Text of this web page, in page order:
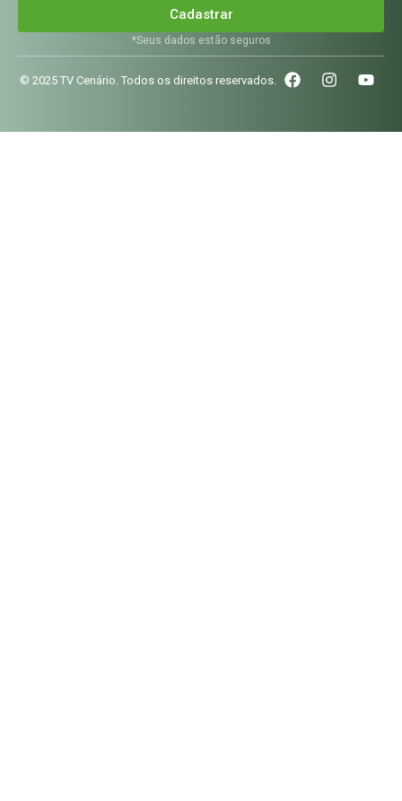
Cadastrar
*Seus dados estão seguros
© 2025 TV Cenário. Todos os direitos reservados.